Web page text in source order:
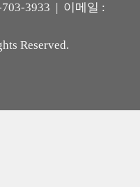
3933 | 이메일 :
Reserved.